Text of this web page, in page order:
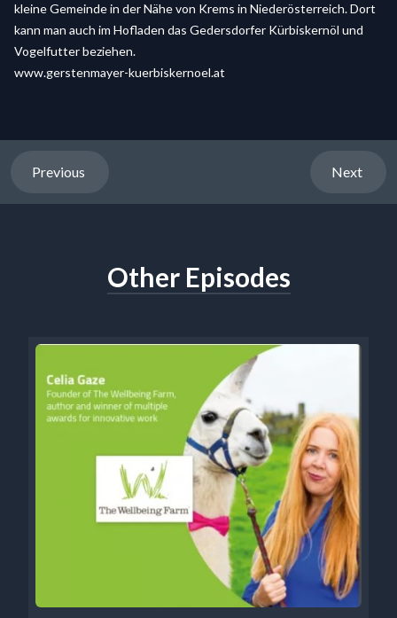
kleine Gemeinde in der Nähe von Krems in Niederösterreich. Dort
kann man auch im Hofladen das Gedersdorfer Kürbiskernöl und
Vogelfutter beziehen.
www.gerstenmayer-kuerbiskernoel.at
Previous Next
Other Episodes